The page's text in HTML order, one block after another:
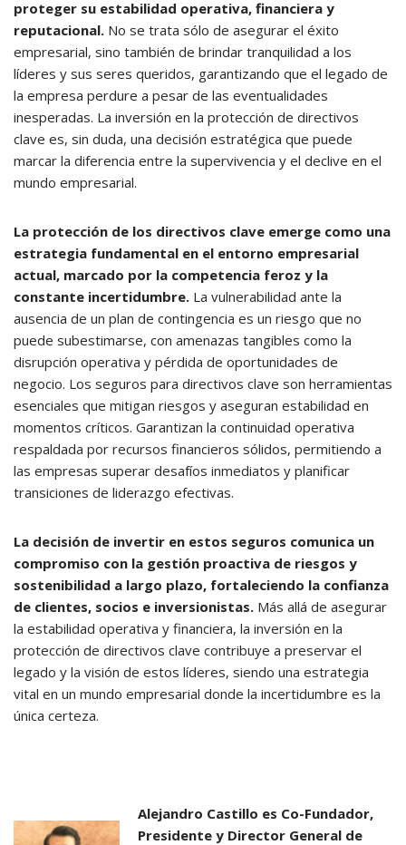
proteger su estabilidad operativa, financiera y
reputacional. No se trata sólo de asegurar el éxito
empresarial, sino también de brindar tranquilidad a los
líderes y sus seres queridos, garantizando que el legado de
la empresa perdure a pesar de las eventualidades
inesperadas. La inversión en la protección de directivos
clave es, sin duda, una decisión estratégica que puede
marcar la diferencia entre la supervivencia y el declive en el
mundo empresarial.
La protección de los directivos clave emerge como una
estrategia fundamental en el entorno empresarial
actual, marcado por la competencia feroz y la
constante incertidumbre. La vulnerabilidad ante la
ausencia de un plan de contingencia es un riesgo que no
puede subestimarse, con amenazas tangibles como la
disrupción operativa y pérdida de oportunidades de
negocio. Los seguros para directivos clave son herramientas
esenciales que mitigan riesgos y aseguran estabilidad en
momentos críticos. Garantizan la continuidad operativa
respaldada por recursos financieros sólidos, permitiendo a
las empresas superar desafíos inmediatos y planificar
transiciones de liderazgo efectivas.
La decisión de invertir en estos seguros comunica un
compromiso con la gestión proactiva de riesgos y
sostenibilidad a largo plazo, fortaleciendo la confianza
de clientes, socios e inversionistas. Más allá de asegurar
la estabilidad operativa y financiera, la inversión en la
protección de directivos clave contribuye a preservar el
legado y la visión de estos líderes, siendo una estrategia
vital en un mundo empresarial donde la incertidumbre es la
única certeza.
Alejandro Castillo es Co-Fundador,
Presidente y Director General de